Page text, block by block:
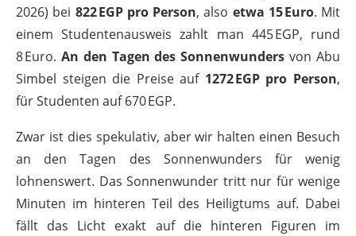
2026) bei 822 EGP pro Person, also etwa 15 Euro. Mit
einem Studentenausweis zahlt man 445 EGP, rund
8 Euro. An den Tagen des Sonnenwunders von Abu
Simbel steigen die Preise auf 1272 EGP pro Person,
für Studenten auf 670 EGP.
Zwar ist dies spekulativ, aber wir halten einen Besuch
an den Tagen des Sonnenwunders für wenig
lohnenswert. Das Sonnenwunder tritt nur für wenige
Minuten im hinteren Teil des Heiligtums auf. Dabei
fällt das Licht exakt auf die hinteren Figuren im